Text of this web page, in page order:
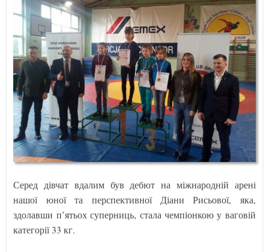
Серед дівчат вдалим був дебют на міжнародній арені
нашої юної та перспективної Діани Рисьової, яка,
здолавши п’ятьох суперниць, стала чемпіонкою у ваговій
категорії 33 кг.